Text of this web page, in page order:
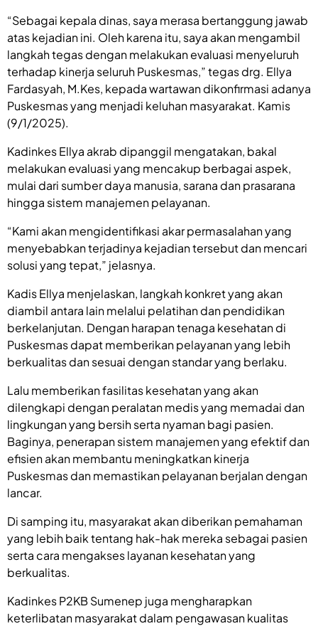
“Sebagai kepala dinas, saya merasa bertanggung jawab
atas kejadian ini. Oleh karena itu, saya akan mengambil
langkah tegas dengan melakukan evaluasi menyeluruh
terhadap kinerja seluruh Puskesmas,” tegas drg. Ellya
Fardasyah, M.Kes, kepada wartawan dikonfirmasi adanya
Puskesmas yang menjadi keluhan masyarakat. Kamis
(9/1/2025).
Kadinkes Ellya akrab dipanggil mengatakan, bakal
melakukan evaluasi yang mencakup berbagai aspek,
mulai dari sumber daya manusia, sarana dan prasarana
hingga sistem manajemen pelayanan.
“Kami akan mengidentifikasi akar permasalahan yang
menyebabkan terjadinya kejadian tersebut dan mencari
solusi yang tepat,” jelasnya.
Kadis Ellya menjelaskan, langkah konkret yang akan
diambil antara lain melalui pelatihan dan pendidikan
berkelanjutan. Dengan harapan tenaga kesehatan di
Puskesmas dapat memberikan pelayanan yang lebih
berkualitas dan sesuai dengan standar yang berlaku.
Lalu memberikan fasilitas kesehatan yang akan
dilengkapi dengan peralatan medis yang memadai dan
lingkungan yang bersih serta nyaman bagi pasien.
Baginya, penerapan sistem manajemen yang efektif dan
efisien akan membantu meningkatkan kinerja
Puskesmas dan memastikan pelayanan berjalan dengan
lancar.
Di samping itu, masyarakat akan diberikan pemahaman
yang lebih baik tentang hak-hak mereka sebagai pasien
serta cara mengakses layanan kesehatan yang
berkualitas.
Kadinkes P2KB Sumenep juga mengharapkan
keterlibatan masyarakat dalam pengawasan kualitas